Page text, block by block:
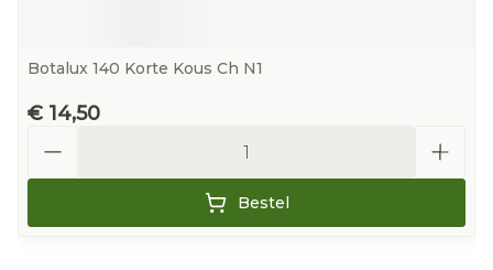
Botalux 140 Korte Kous Ch N1
€ 14,50
Bestel